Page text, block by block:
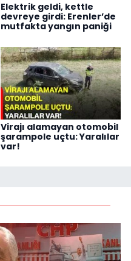
Elektrik geldi, kettle
devreye girdi: Erenler’de
mutfakta yangın paniği
Virajı alamayan otomobil
şarampole uçtu: Yaralılar
var!